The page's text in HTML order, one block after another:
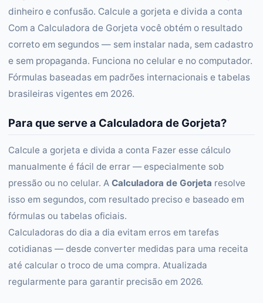
dinheiro e confusão. Calcule a gorjeta e divida a conta
Com a Calculadora de Gorjeta você obtém o resultado
correto em segundos — sem instalar nada, sem cadastro
e sem propaganda. Funciona no celular e no computador.
Fórmulas baseadas em padrões internacionais e tabelas
brasileiras vigentes em 2026.
Para que serve a Calculadora de Gorjeta?
Calcule a gorjeta e divida a conta Fazer esse cálculo
manualmente é fácil de errar — especialmente sob
pressão ou no celular. A Calculadora de Gorjeta resolve
isso em segundos, com resultado preciso e baseado em
fórmulas ou tabelas oficiais.
Calculadoras do dia a dia evitam erros em tarefas
cotidianas — desde converter medidas para uma receita
até calcular o troco de uma compra. Atualizada
regularmente para garantir precisão em 2026.